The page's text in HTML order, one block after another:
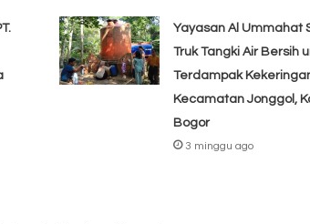
Yayasan Al Ummahat
Truk Tangki Air Bersih
Terdampak
Kecamatan Jonggol,
Bogor
3 minggu ago